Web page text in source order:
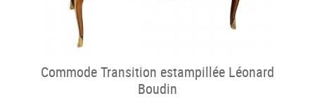
Commode Transition estampillée Léonard
Boudin